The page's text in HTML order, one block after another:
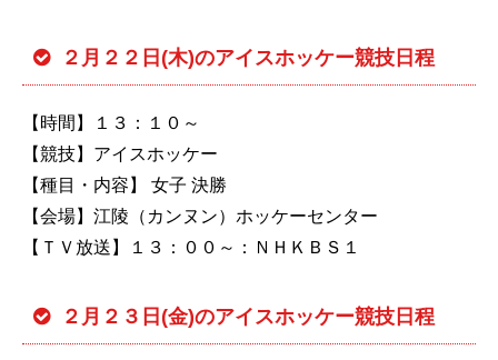
２月２２日(木)のアイスホッケー競技日程
【時間】１３：１０～
【競技】アイスホッケー
【種目・内容】 女子 決勝
【会場】江陵（カンヌン）ホッケーセンター
【ＴＶ放送】１３：００～：ＮＨＫＢＳ１
２月２３日(金)のアイスホッケー競技日程